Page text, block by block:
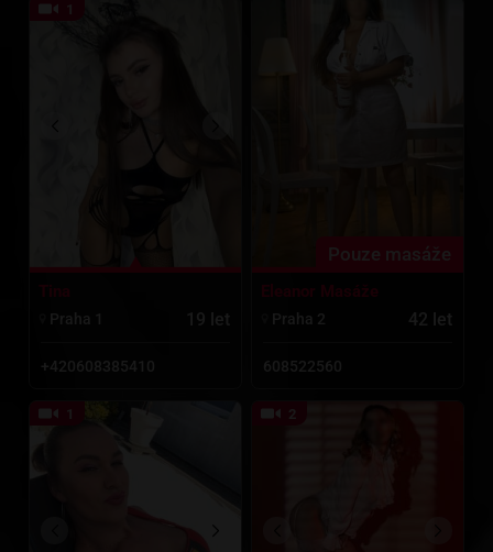
1
Tina
Praha 1
+420608385410
Pouze masáže
Eleanor Masáže
42 let
Praha 2
608522560
1 2